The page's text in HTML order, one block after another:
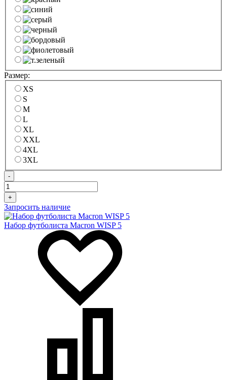
Размер:
XS
S
M
L
XL
XXL
4XL
3XL
-
+
Запросить наличие
Набор футболиста Macron WISP 5